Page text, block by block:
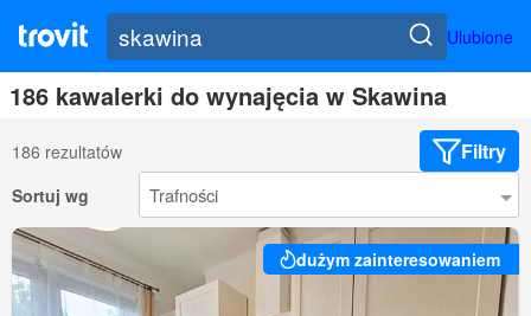
Ulubione
186 kawalerki do wynajęcia w Skawina
186 rezultatów Filtry
Sortuj wg
dużym zainteresowaniem